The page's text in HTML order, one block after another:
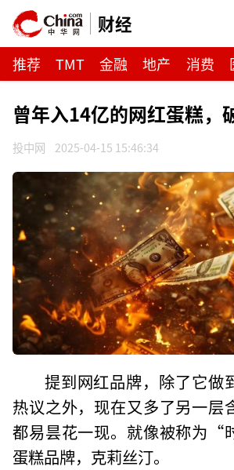
财经
推荐 TMT 金融 地产 消费
曾年入14亿的网红蛋糕，
投中网 2025-04-15 15:46:34
提到网红品牌，除了它做
热议之外，现在又多了另一层
都易昙花一现。就像被称为“
蛋糕品牌，克莉丝汀。